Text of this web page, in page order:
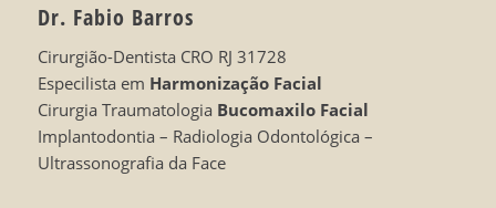
Dr. Fabio Barros
Cirurgião-Dentista CRO RJ 31728
Especilista em Harmonização Facial
Cirurgia Traumatologia Bucomaxilo Facial
Implantodontia – Radiologia Odontológica –
Ultrassonografia da Face